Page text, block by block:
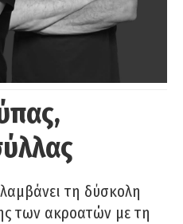
τη δύσκολη
των ακροατών με τη